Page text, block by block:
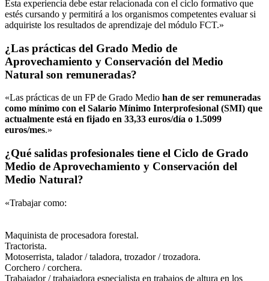
Esta experiencia debe estar relacionada con el ciclo formativo que
estés cursando y permitirá a los organismos competentes evaluar si
adquiriste los resultados de aprendizaje del módulo FCT.»
¿Las prácticas del Grado Medio de
Aprovechamiento y Conservación del Medio
Natural son remuneradas?
«Las prácticas de un FP de Grado Medio han de ser remuneradas
como mínimo con el Salario Mínimo Interprofesional (SMI) que
actualmente está en fijado en 33,33 euros/día o 1.5099
euros/mes.»
¿Qué salidas profesionales tiene el Ciclo de Grado
Medio de Aprovechamiento y Conservación del
Medio Natural?
«Trabajar como:
Maquinista de procesadora forestal.
Tractorista.
Motoserrista, talador / taladora, trozador / trozadora.
Corchero / corchera.
Trabajador / trabajadora especialista en trabajos de altura en los